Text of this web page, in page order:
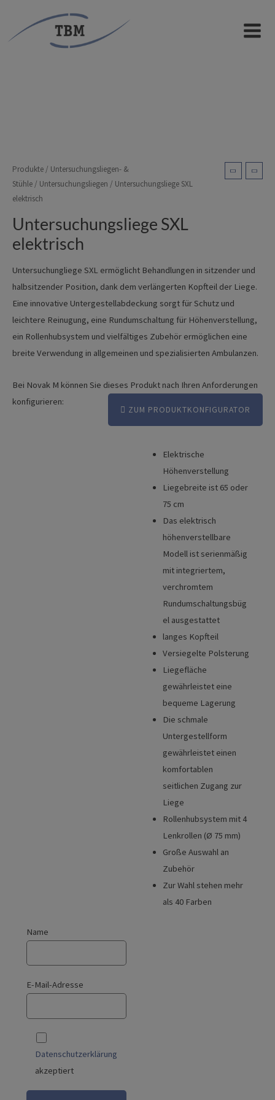
springen
MAIN
Untersuchungsliege SXL
Produkte / Untersuchungsliegen- &
Stühle / Untersuchungsliegen / Untersuchungsliege SXL
elektrisch
Untersuchungsliege SXL
elektrisch
Untersuchungliege SXL ermöglicht Behandlungen in sitzender und
halbsitzender Position, dank dem verlängerten Kopfteil der Liege.
Eine innovative Untergestellabdeckung sorgt für Schutz und
leichtere Reinugung, eine Rundumschaltung für Höhenverstellung,
ein Rollenhubsystem und vielfältiges Zubehör ermöglichen eine
breite Verwendung in allgemeinen und spezialisierten Ambulanzen.
Bei Novak M können Sie dieses Produkt nach Ihren Anforderungen
konfigurieren:
ZUM PRODUKTKONFIGURATOR
Elektrische
Höhenverstellung
Liegebreite ist 65 oder
75 cm
Das elektrisch
höhenverstellbare
Modell ist serienmäßig
mit integriertem,
verchromtem
Rundumschaltungsbüg
el ausgestattet
langes Kopfteil
Versiegelte Polsterung
Liegefläche
gewährleistet eine
bequeme Lagerung
Die schmale
Untergestellform
gewährleistet einen
komfortablen
seitlichen Zugang zur
Liege
Rollenhubsystem mit 4
Lenkrollen (Ø 75 mm)
Große Auswahl an
Zubehör
Zur Wahl stehen mehr
als 40 Farben
Name
E-Mail-Adresse
Datenschutzerklärung
akzeptiert